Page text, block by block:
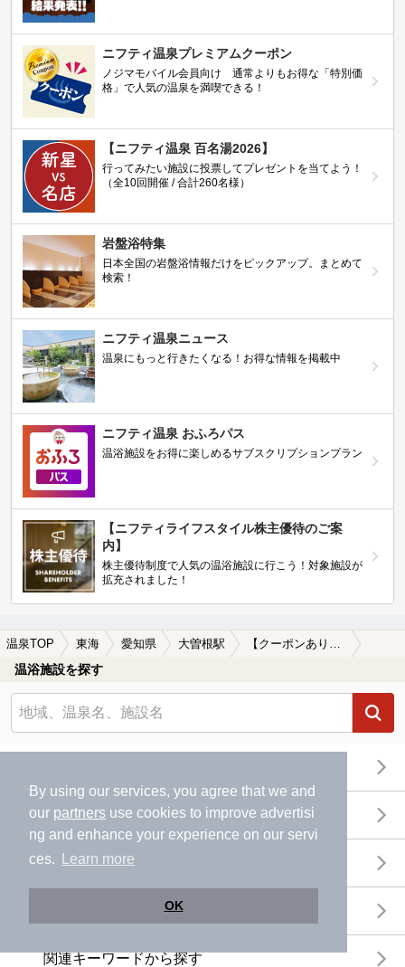
By using our services, you agree that we and
our partners use cookies to improve advertisi
ng and enhance your experience on our servi
ces.
Learn more
OK
ニフティ温泉プレミアムクーポン
ノジマモバイル会員向け 通常よりもお得な「特別価
格」で人気の温泉を満喫できる！
【ニフティ温泉 百名湯2026】
行ってみたい施設に投票してプレゼントを当てよう！
（全10回開催 / 合計260名様）
岩盤浴特集
日本全国の岩盤浴情報だけをピックアップ。まとめて
検索！
ニフティ温泉ニュース
温泉にもっと行きたくなる！お得な情報を掲載中
ニフティ温泉 おふろパス
温浴施設をお得に楽しめるサブスクリプションプラン
【ニフティライフスタイル株主優待のご案
内】
株主優待制度で人気の温浴施設に行こう！対象施設が
拡充されました！
温泉TOP 東海 愛知県 大曽根駅
温浴施設を探す
地図から探す
特徴から探す
関連キーワードから探す